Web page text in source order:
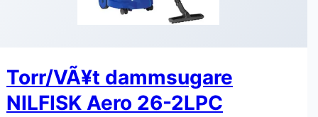
Torr/VÃ¥t dammsugare
NILFISK Aero 26-2LPC